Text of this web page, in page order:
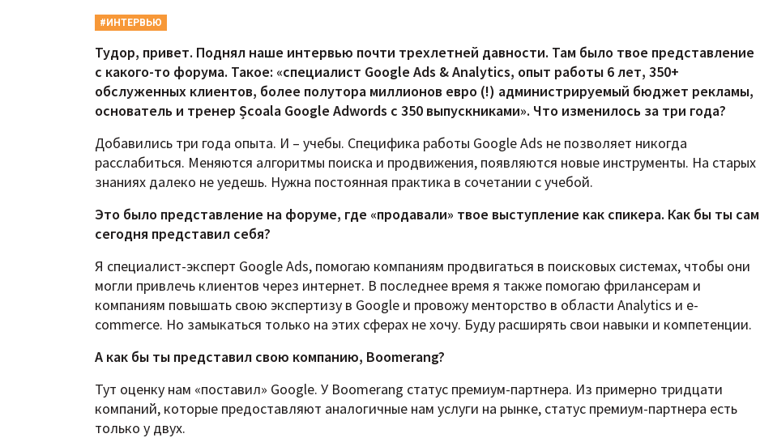
#ИНТЕРВЬЮ
Тудор, привет. Поднял наше интервью почти трехлетней давности. Там было твое представление
с какого-то форума. Такое: «специалист Google Ads & Analytics, опыт работы 6 лет, 350+
обслуженных клиентов, более полутора миллионов евро (!) администрируемый бюджет рекламы,
основатель и тренер Școala Google Adwords с 350 выпускниками». Что изменилось за три года?
Добавились три года опыта. И – учебы. Специфика работы Google Ads не позволяет никогда
расслабиться. Меняются алгоритмы поиска и продвижения, появляются новые инструменты. На старых
знаниях далеко не уедешь. Нужна постоянная практика в сочетании с учебой.
Это было представление на форуме, где «продавали» твое выступление как спикера. Как бы ты сам
сегодня представил себя?
Я специалист-эксперт Google Ads, помогаю компаниям продвигаться в поисковых системах, чтобы они
могли привлечь клиентов через интернет. В последнее время я также помогаю фрилансерам и
компаниям повышать свою экспертизу в Google и провожу менторство в области Analytics и e-
commerce. Но замыкаться только на этих сферах не хочу. Буду расширять свои навыки и компетенции.
А как бы ты представил свою компанию, Boomerang?
Тут оценку нам «поставил» Google. У Boomerang статус премиум-партнера. Из примерно тридцати
компаний, которые предоставляют аналогичные нам услуги на рынке, статус премиум-партнера есть
только у двух.